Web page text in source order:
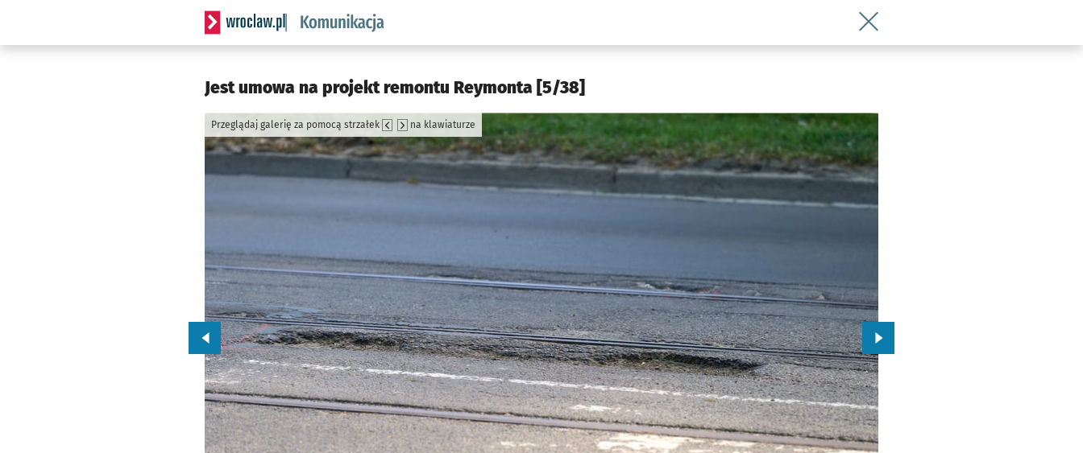
Serwis informacyjny wroclaw.pl podserwis: Komunikacja
Wróć do artykułu Jest umowa na
Jest umowa na projekt remontu Reymonta [5/38]
Przeglądaj galerię za pomocą strzałek na klawiaturze
Przejdź do poprzedniego zdjęcia. Przejdź do kolejnego zdjęcia.